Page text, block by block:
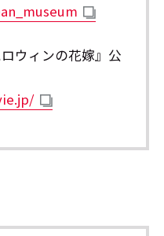
ウィンの花嫁』公